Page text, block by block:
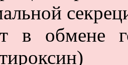
в обмене